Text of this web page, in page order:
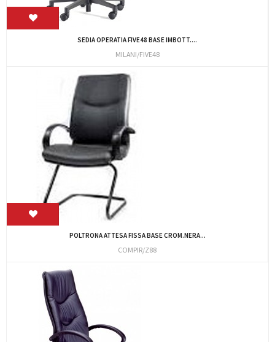
SEDIA OPERATIA FIVE48 BASE IMBOTT....
MILANI/FIVE48
POLTRONA ATTESA FISSA BASE CROM.NERA...
COMPIR/Z88